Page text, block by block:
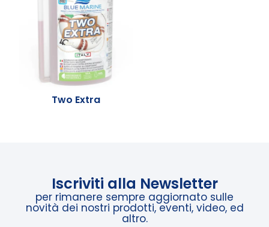
Two Extra
Iscriviti alla Newsletter
per rimanere sempre aggiornato sulle
novità dei nostri prodotti, eventi, video, ed
altro.